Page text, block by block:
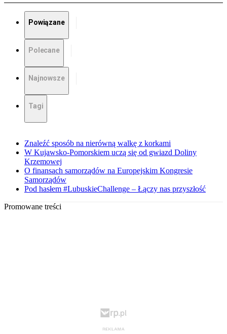
Powiązane
Polecane
Najnowsze
Tagi
Znaleźć sposób na nierówną walkę z korkami
W Kujawsko-Pomorskiem uczą się od gwiazd Doliny
Krzemowej
O finansach samorządów na Europejskim Kongresie
Samorządów
Pod hasłem #LubuskieChallenge – Łączy nas przyszłość
Promowane treści